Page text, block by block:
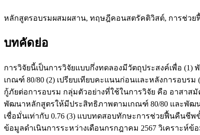
หลักสูตรอบรมผสมผสาน, ทฤษฎีคอนสตรัคติวิสต์, การช่ว
บทคัดย่อ
การวิจัยนี้เป็นการวิจัยแบบกึ่งทดลองมีวัตถุประสงค์เพื่อ
เกณฑ์ 80/80 (2) เปรียบเทียบคะแนนก่อนและหลังการอบ
กู้ภัยต่อการอบรม กลุ่มตัวอย่างที่ใช้ในการวิจัย คือ อาสาส
พัฒนาหลักสูตรให้มีประสิทธิภาพตามเกณฑ์ 80/80 และพัฒ
เชื่อมั่นเท่ากับ 0.76 (3) แบบทดสอบทักษะการช่วยฟื้นคืนชีพ
ข้อมูลดำเนินการระหว่างเดือนกรกฎาคม 2567 วิเคราะห์ข้